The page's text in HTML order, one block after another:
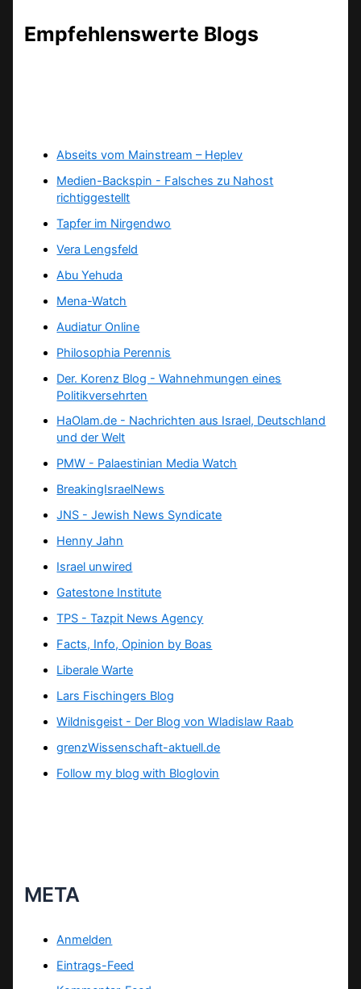
Empfehlenswerte Blogs
Abseits vom Mainstream – Heplev
Medien-Backspin - Falsches zu Nahost
richtiggestellt
Tapfer im Nirgendwo
Vera Lengsfeld
Abu Yehuda
Mena-Watch
Audiatur Online
Philosophia Perennis
Der. Korenz Blog - Wahnehmungen eines
Politikversehrten
HaOlam.de - Nachrichten aus Israel, Deutschland
und der Welt
PMW - Palaestinian Media Watch
BreakingIsraelNews
JNS - Jewish News Syndicate
Henny Jahn
Israel unwired
Gatestone Institute
TPS -Tazpit News Agency
Facts, Info, Opinion by Boas
Liberale Warte
Lars Fischingers Blog
Wildnisgeist - Der Blog von Wladislaw Raab
grenzWissenschaft-aktuell.de
Follow my blog with Bloglovin
META
Anmelden
Eintrags-Feed